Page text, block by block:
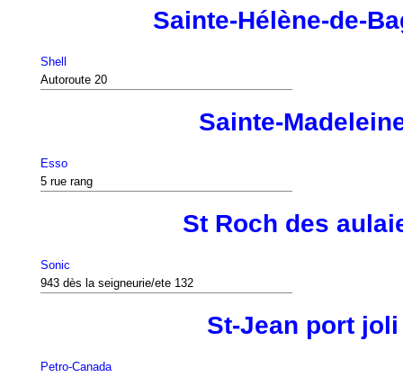
Sainte-Hélène-de-
Shell
Autoroute 20
Sainte-
Esso
5 rue rang
St Roch des
Sonic
943 dès la seigneurie/ete 132
St-Jean port joli
Petro-Canada